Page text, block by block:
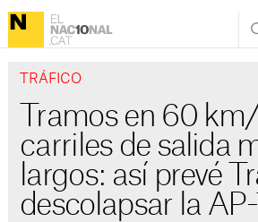
TRÁFICO
Tramos en 60
carriles de salida
largos: así prevé
descolapsar la